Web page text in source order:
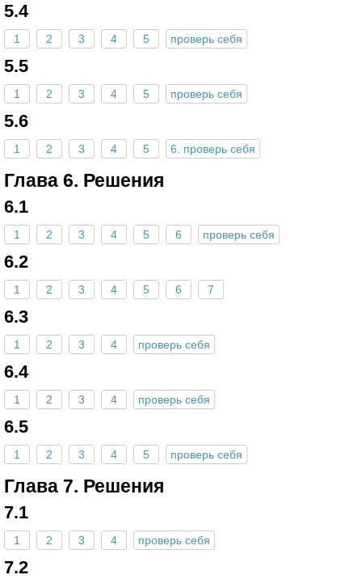
5.4
1 2 3 4 5 проверь себя
5.5
1 2 3 4 5 проверь себя
5.6
1 2 3 4 5 6. проверь себя
Глава 6. Решения
6.1
1 2 3 4 5 6 проверь себя
6.2
1 2 3 4 5 6 7
6.3
1 2 3 4 проверь себя
6.4
1 2 3 4 проверь себя
6.5
1 2 3 4 5 проверь себя
Глава 7. Решения
7.1
1 2 3 4 проверь себя
7.2